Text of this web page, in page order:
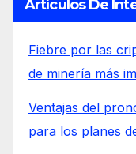
Artículos De
Fiebre por las
de minería más
Ventajas del
para los planes